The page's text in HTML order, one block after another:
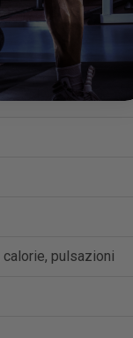
calorie, pulsazioni